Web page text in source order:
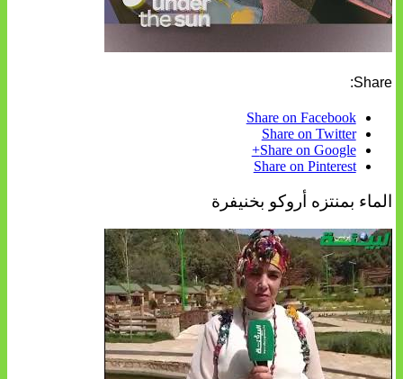
Share:
Share on Facebook
Share on Twitter
Share on Google+
Share on Pinterest
الماء بمنتزه أروكو بخنيفرة